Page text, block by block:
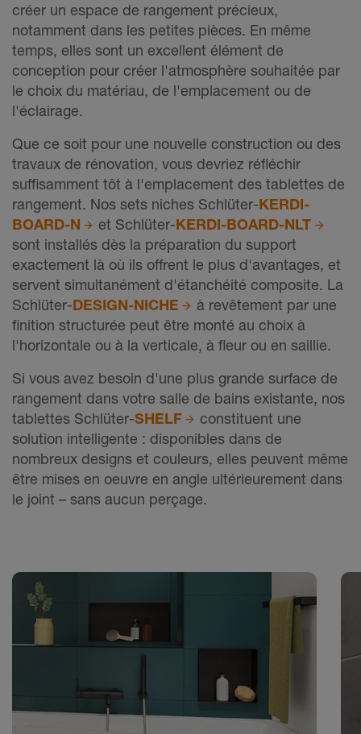
créer un espace de rangement précieux,
notamment dans les petites pièces. En même
temps, elles sont un excellent élément de
conception pour créer l'atmosphère souhaitée par
le choix du matériau, de l'emplacement ou de
l'éclairage.
Que ce soit pour une nouvelle construction ou des
travaux de rénovation, vous devriez réfléchir
suffisamment tôt à l'emplacement des tablettes de
rangement. Nos sets niches Schlüter-KERDI-
BOARD-N
et Schlüter-KERDI-BOARD-NLT
sont installés dès la préparation du support
exactement là où ils offrent le plus d'avantages, et
servent simultanément d'étanchéité composite. La
Schlüter-DESIGN-NICHE
à revêtement par une
finition structurée peut être monté au choix à
l'horizontale ou à la verticale, à fleur ou en saillie.
Si vous avez besoin d'une plus grande surface de
rangement dans votre salle de bains existante, nos
tablettes Schlüter-SHELF
constituent une
solution intelligente : disponibles dans de
nombreux designs et couleurs, elles peuvent même
être mises en oeuvre en angle ultérieurement dans
le joint – sans aucun perçage.